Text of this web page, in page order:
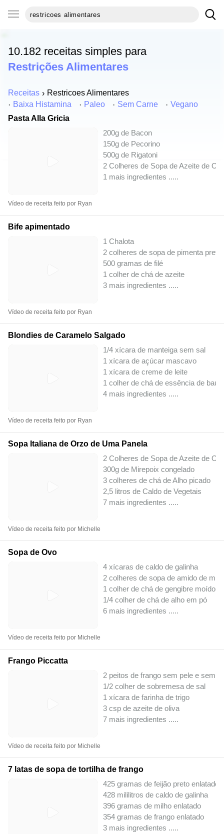
10.182 receitas simples para
Restrições Alimentares
Receitas
Restricoes Alimentares
Baixa Histamina
Paleo Sem Carne
Vegano
Pasta Alla Gricia
200g de Bacon
150g de Pecorino
500g de Rigatoni
2 Colheres de Sopa de Azeite de
1 mais ingredientes .....
Vídeo de receita feito por Ryan
Bife apimentado
1 Chalota
2 colheres de sopa de pimenta preta
500 gramas de filé
1 colher de chá de azeite
3 mais ingredientes .....
Vídeo de receita feito por Ryan
Blondies de Caramelo Salgado
1/4 xícara de manteiga sem sal
1 xícara de açúcar mascavo
1 xícara de creme de leite
1 colher de chá de essência de
4 mais ingredientes .....
Vídeo de receita feito por Ryan
Sopa Italiana de Orzo de Uma Panela
2 Colheres de Sopa de Azeite de
300g de Mirepoix congelado
3 colheres de chá de Alho picado
2,5 litros de Caldo de Vegetais
7 mais ingredientes .....
Vídeo de receita feito por Michelle
Sopa de Ovo
4 xícaras de caldo de galinha
2 colheres de sopa de amido de
1 colher de chá de gengibre moído
1/4 colher de chá de alho em pó
6 mais ingredientes .....
Vídeo de receita feito por Michelle
Frango Piccatta
2 peitos de frango sem pele e sem
1/2 colher de sobremesa de sal
1 xícara de farinha de trigo
3 csp de azeite de oliva
7 mais ingredientes .....
Vídeo de receita feito por Michelle
7 latas de sopa de tortilha de frango
425 gramas de feijão preto enlatado
428 mililitros de caldo de galinha
396 gramas de milho enlatado
354 gramas de frango enlatado
3 mais ingredientes .....